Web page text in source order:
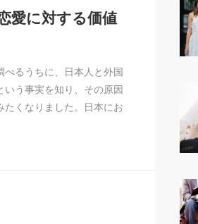
愛に対する価値
べるうちに、日本人と外国
いう事実を知り、その原因
たくなりました。日本にお